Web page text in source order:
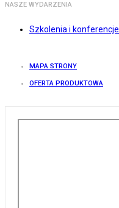
NASZE WYDARZENIA
Szkolenia i konferencje
MAPA STRONY
OFERTA PRODUKTOWA